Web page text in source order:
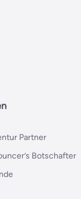
Partner
Botschafter